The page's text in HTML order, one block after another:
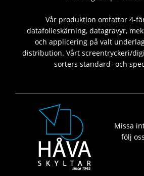
Vår produktion omfattar 4-
datafolieskärning, datagravyr,
och applicering på valt
distribution. Vårt screentryckeri/
sorters standard- och
Missa
följ